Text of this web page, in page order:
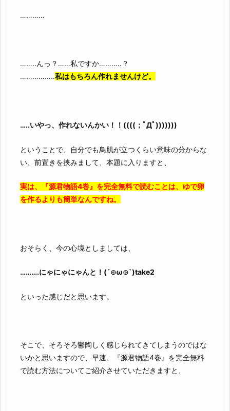
…………
……..んっ？……私ですか………..？
……………..私はもちろん作れませんけど。
…..いやっ、作れないんかい！！((((；ﾟДﾟ)))))))
ということで、自分でも鳥肌が立つくらい意味の分からな
い、前置きを挟みまして、本題に入りますと、
実は、『源君物語4巻』を完全無料で読むことは、ゆで卵
を作るよりも簡単なんですね。
おそらく、今の心境としましては、
……….にゃにゃにゃんと！(´⊙ω⊙`)take2
といった感じだと思います。
そこで、そろそろ鬱陶しく感じられてきてしまうのではな
いかと思いますので、早速、『源君物語4巻』を完全無料
で読む方法についてご紹介させていただきますと、